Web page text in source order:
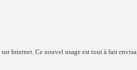
Internet. Ce nouvel usage est tout à fait